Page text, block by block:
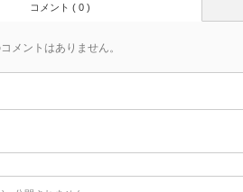
コメント ( 0 )
メントはありません。